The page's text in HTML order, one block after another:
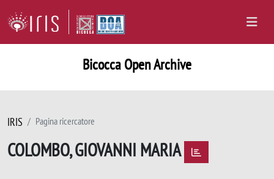
Bicocca Open Archive
IRIS Pagina ricercatore
COLOMBO, GIOVANNI MARIA